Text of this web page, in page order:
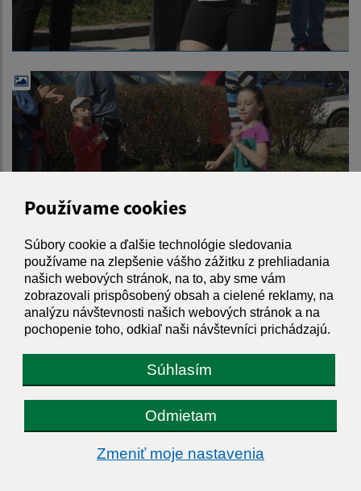
Používame cookies
Súbory cookie a ďalšie technológie sledovania
používame na zlepšenie vášho zážitku z prehliadania
našich webových stránok, na to, aby sme vám
zobrazovali prispôsobený obsah a cielené reklamy, na
analýzu návštevnosti našich webových stránok a na
pochopenie toho, odkiaľ naši návštevníci prichádzajú.
Súhlasím
Odmietam
Zmeniť moje nastavenia